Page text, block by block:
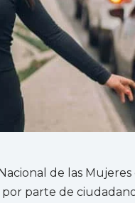
de las Mujeres
por parte de